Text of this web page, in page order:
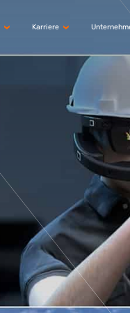
Karriere